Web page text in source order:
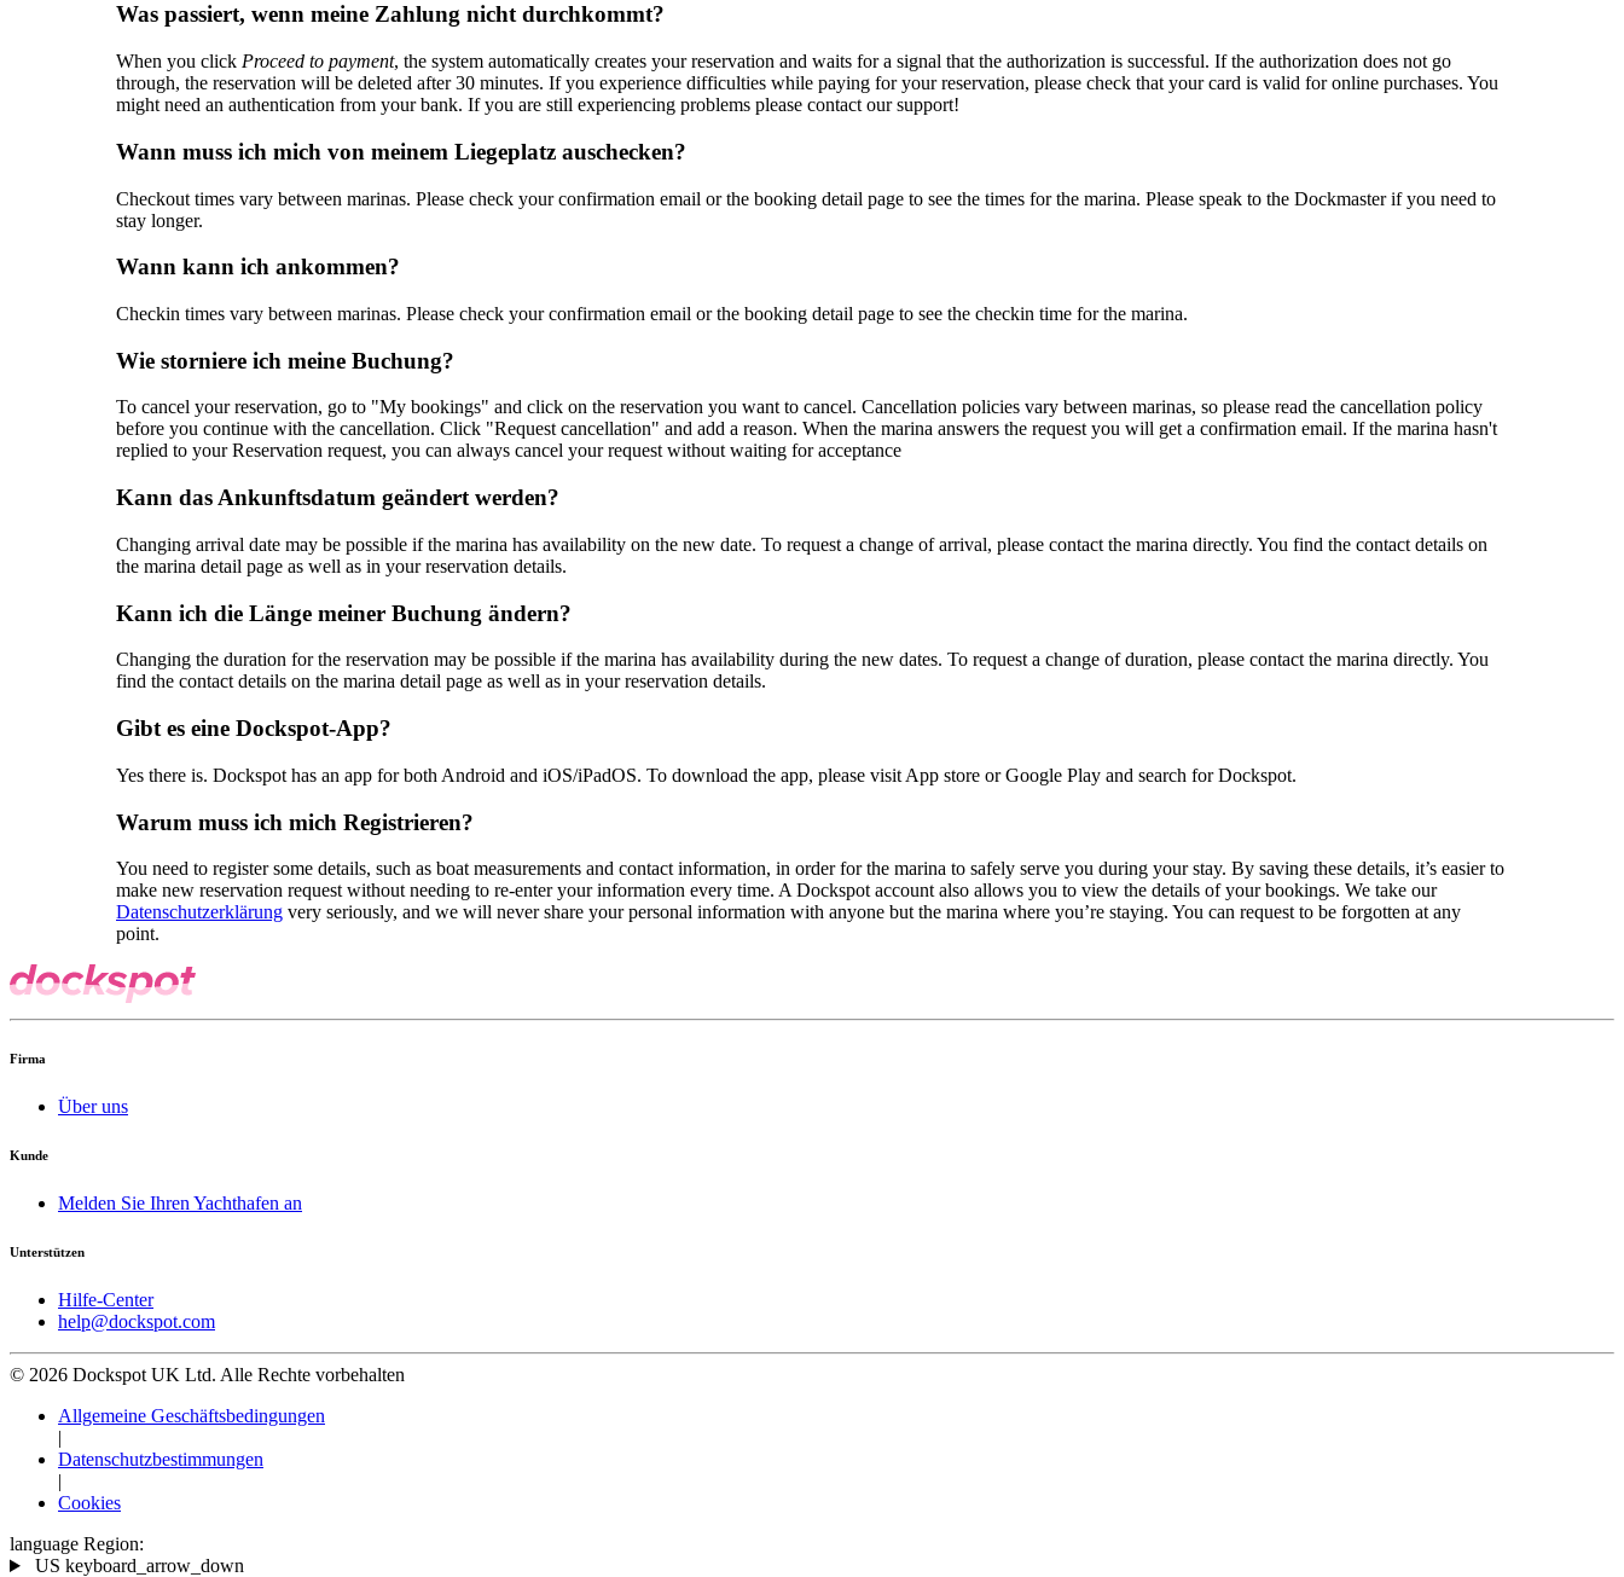
Was passiert, wenn meine Zahlung nicht durchkommt?
When you click Proceed to payment, the system automatically creates your reservation and waits for a signal that the authorization is successful. If the authorization does not go
through, the reservation will be deleted after 30 minutes. If you experience difficulties while paying for your reservation, please check that your card is valid for online purchases. You
might need an authentication from your bank. If you are still experiencing problems please contact our support!
Wann muss ich mich von meinem Liegeplatz auschecken?
Checkout times vary between marinas. Please check your confirmation email or the booking detail page to see the times for the marina. Please speak to the Dockmaster if you need to
stay longer.
Wann kann ich ankommen?
Checkin times vary between marinas. Please check your confirmation email or the booking detail page to see the checkin time for the marina.
Wie storniere ich meine Buchung?
To cancel your reservation, go to "My bookings" and click on the reservation you want to cancel. Cancellation policies vary between marinas, so please read the cancellation policy
before you continue with the cancellation. Click "Request cancellation" and add a reason. When the marina answers the request you will get a confirmation email. If the marina hasn't
replied to your Reservation request, you can always cancel your request without waiting for acceptance
Kann das Ankunftsdatum geändert werden?
Changing arrival date may be possible if the marina has availability on the new date. To request a change of arrival, please contact the marina directly. You find the contact details on
the marina detail page as well as in your reservation details.
Kann ich die Länge meiner Buchung ändern?
Changing the duration for the reservation may be possible if the marina has availability during the new dates. To request a change of duration, please contact the marina directly. You
find the contact details on the marina detail page as well as in your reservation details.
Gibt es eine Dockspot-App?
Yes there is. Dockspot has an app for both Android and iOS/iPadOS. To download the app, please visit App store or Google Play and search for Dockspot.
Warum muss ich mich Registrieren?
You need to register some details, such as boat measurements and contact information, in order for the marina to safely serve you during your stay. By saving these details, it’s easier to
make new reservation request without needing to re-enter your information every time. A Dockspot account also allows you to view the details of your bookings. We take our
Datenschutzerklärung very seriously, and we will never share your personal information with anyone but the marina where you’re staying. You can request to be forgotten at any
point.
Firma
Über uns
Kunde
Melden Sie Ihren Yachthafen an
Unterstützen
Hilfe-Center
help@dockspot.com
© 2026 Dockspot UK Ltd. Alle Rechte vorbehalten
Allgemeine Geschäftsbedingungen
|
Datenschutzbestimmungen
|
Cookies
language Region:
US keyboard_arrow_down